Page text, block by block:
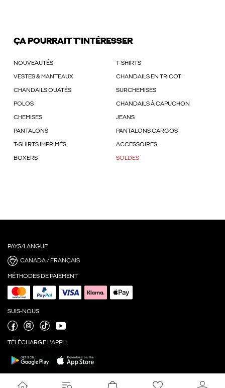
ÇA POURRAIT T'INTÉRESSER
NOUVEAUTÉS T-SHIRTS
VESTES & MANTEAUX CHANDAILS EN TRICOT
CHANDAILS OUATÉS SURCHEMISES
POLOS CHANDAILS À CAPUCHON
CHEMISES JEANS
PANTALONS PANTALONS CARGOS
T-SHIRTS IMPRIMÉS ACCESSOIRES
BOXERS SOLDES
PAYS/LANGUE
CANADA / FRANÇAIS
MÉTHODES DE PAIEMENT
SUIS-NOUS
TÉLÉCHARGE L'APPLI